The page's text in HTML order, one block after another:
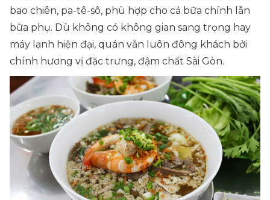
bao chiên, pa-tê-sô, phù hợp cho cả bữa chính lẫn
bữa phụ. Dù không có không gian sang trọng hay
máy lạnh hiện đại, quán vẫn luôn đông khách bởi
chính hương vị đặc trưng, đậm chất Sài Gòn.